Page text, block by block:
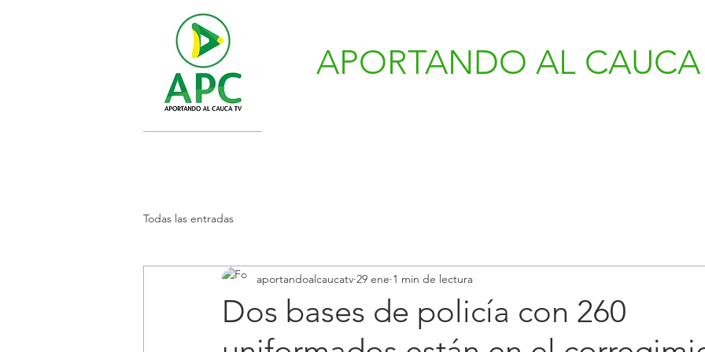
APORTANDO AL CAUCA
Todas las entradas
Dos bases de policía con 260
aportandoalcaucatv 29 ene 1 min de lectura